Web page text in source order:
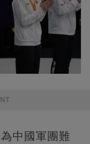
中國軍團難